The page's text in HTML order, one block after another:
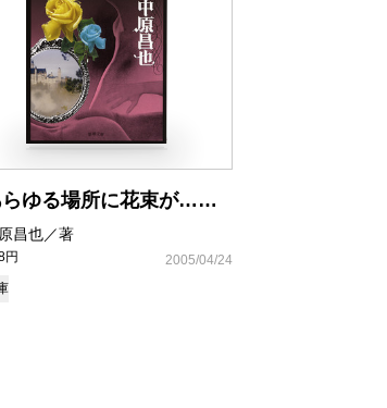
らゆる場所に花束が……
昌也／著
円
2005/04/24